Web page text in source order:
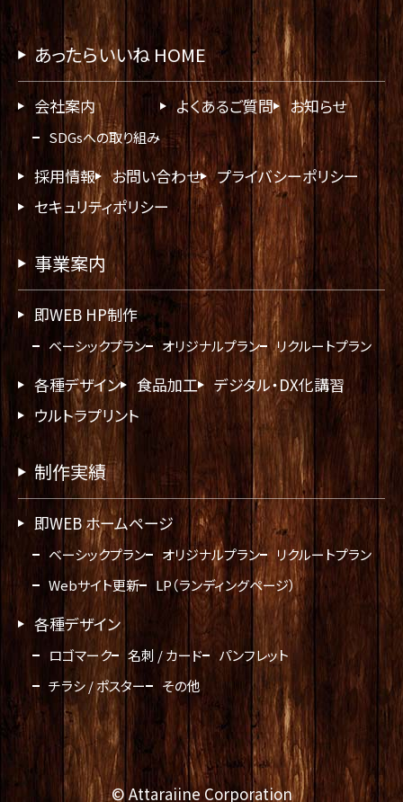
あったらいいね HOME
会社案内
SDGsへの取り組み
よくあるご質問 お知らせ
採用情報 お問い合わせ
プライバシーポリシー
セキュリティポリシー
事業案内
即WEB HP制作
ベーシックプラン オリジナルプラン リクルートプラン
各種デザイン 食品加工
デジタル・DX化講習
ウルトラプリント
制作実績
即WEB ホームページ
ベーシックプラン オリジナルプラン
リクルートプラン
Webサイト更新
LP（ランディングページ）
各種デザイン
ロゴマーク 名刺 / カード
パンフレット
チラシ / ポスター
その他
© Attaraiine Corporation